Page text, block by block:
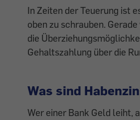
In Zeiten der Teuerung ist
oben zu schrauben.
die
Gehaltszahlung über die
Was sind
Wer einer Bank Geld leiht,